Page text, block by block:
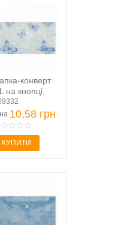
конверт
на кнопці,
10,58 грн
КУПИТИ